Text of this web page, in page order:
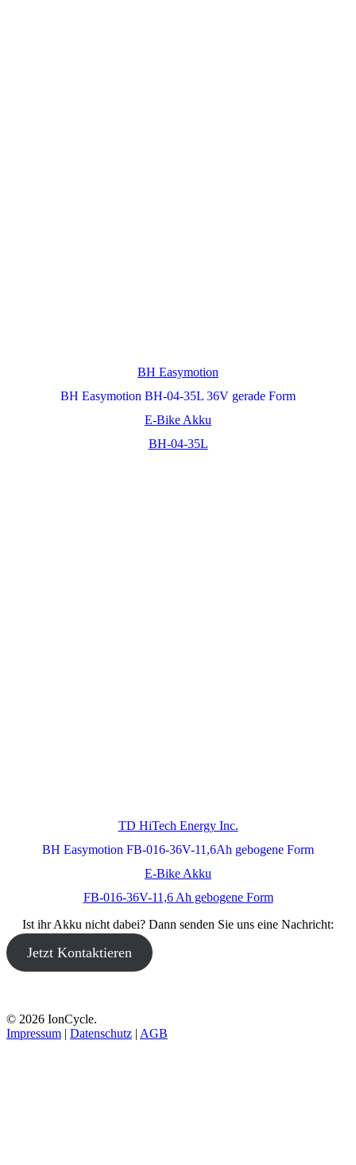
BH Easymotion
BH Easymotion BH-04-35L 36V gerade Form
E-Bike Akku
BH-04-35L
TD HiTech Energy Inc.
BH Easymotion FB-016-36V-11,6Ah gebogene Form
E-Bike Akku
FB-016-36V-11,6 Ah gebogene Form
Ist ihr Akku nicht dabei? Dann senden Sie uns eine Nachricht:
Jetzt Kontaktieren
© 2026 IonCycle.
Impressum | Datenschutz | AGB